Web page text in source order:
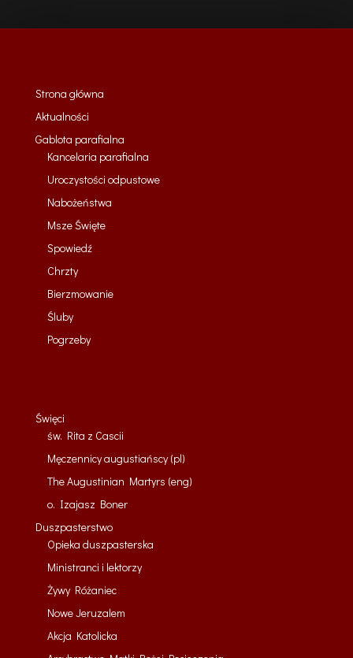
Strona główna
Aktualności
Gablota parafialna
Kancelaria parafialna
Uroczystości odpustowe
Nabożeństwa
Msze Święte
Spowiedź
Chrzty
Bierzmowanie
Śluby
Pogrzeby
Święci
św. Rita z Cascii
Męczennicy augustiańscy (pl)
The Augustinian Martyrs (eng)
o. Izajasz Boner
Duszpasterstwo
Opieka duszpasterska
Ministranci i lektorzy
Żywy Różaniec
Nowe Jeruzalem
Akcja Katolicka